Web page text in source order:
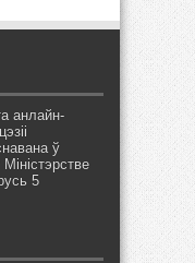
анлайн-
ў
5